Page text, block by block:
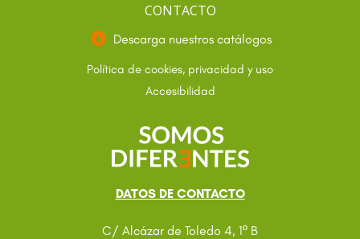
CONTACTO
Descarga nuestros catálogos
Política de cookies, privacidad y uso
Accesibilidad
DATOS DE CONTACTO
C/ Alcázar de Toledo 4, 1º B